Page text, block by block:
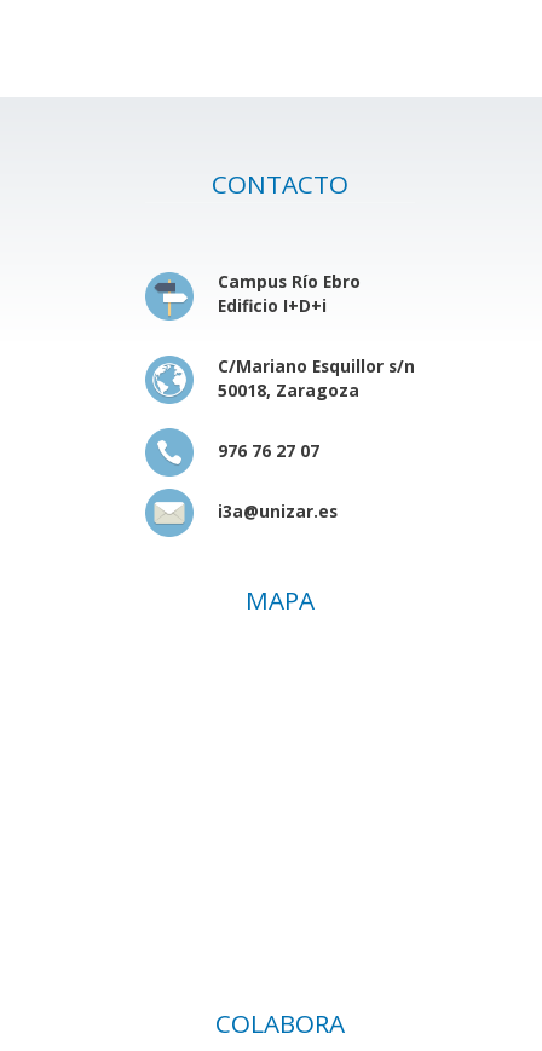
CONTACTO
Campus Río Ebro
Edificio I+D+i
C/Mariano Esquillor s/n
50018, Zaragoza
976 76 27 07
i3a@unizar.es
MAPA
COLABORA